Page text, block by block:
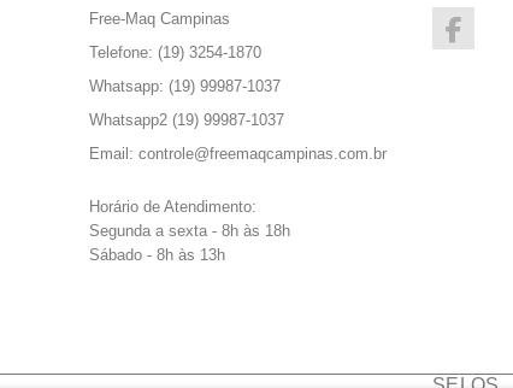
Free-Maq Campinas
Telefone: (19) 3254-1870
Whatsapp: (19) 99987-1037
Whatsapp2 (19) 99987-1037
Email: controle@freemaqcampinas.com.br
Horário de Atendimento:
Segunda a sexta - 8h às 18h
Sábado - 8h às 13h